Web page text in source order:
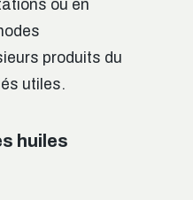
ou en
produits du
utiles.
huiles